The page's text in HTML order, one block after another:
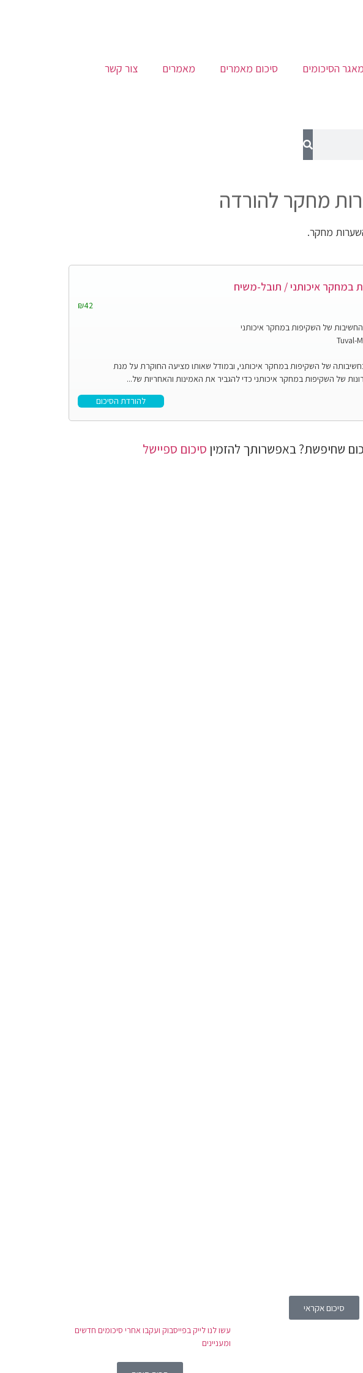
הסיכומים סיכום מאמרים מאמרים צור קשר
מחקר להורדה
מחקר.
במחקר איכותני / תובל-משיח
₪42
של השקיפות במחקר איכותני
Tuval-
של השקיפות במחקר איכותני, ובמודל שאותו מציעה החוקרת על מנת
של השקיפות במחקר איכותני כדי להגביר את האמינות והאחריות של...
להורדת הסיכום
שחיפשת? באפשרותך להזמין סיכום ספיישל
סיכום אקראי
עשו לנו לייק בפייסבוק ועקבו אחרי סיכומים חדשים
ומעניינים